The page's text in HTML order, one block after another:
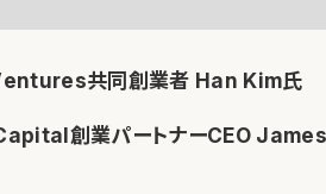
共同創業者 Han Kim氏
創業パートナーCEO